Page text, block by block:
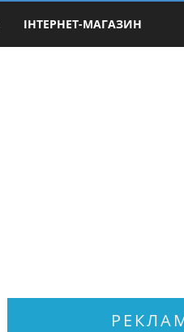
ІНТЕРНЕТ-МАГАЗИН